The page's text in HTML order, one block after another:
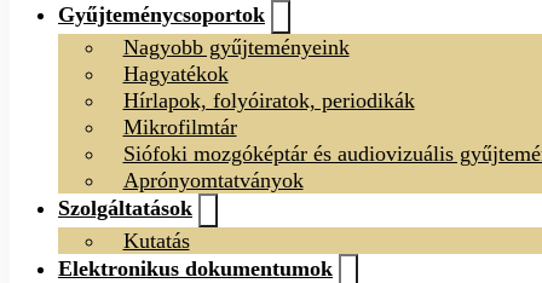
Gyűjteménycsoportok
Nagyobb gyűjteményeink
Hagyatékok
Hírlapok, folyóiratok, periodikák
Mikrofilmtár
Siófoki mozgóképtár és audiovizuális
Aprónyomtatványok
Szolgáltatások
Kutatás
Elektronikus dokumentumok